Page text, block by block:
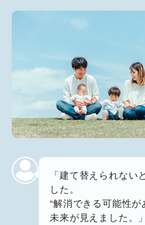
「建て替えられない
した。
“解消できる可能性が
未来が見えました。」